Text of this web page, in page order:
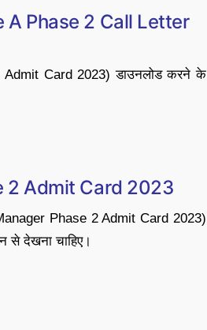
A Phase 2 Call Letter
Admit Card 2023) डाउनलोड करने के
2 Admit Card 2023
Phase 2 Admit Card 2023)
से देखना चाहिए।